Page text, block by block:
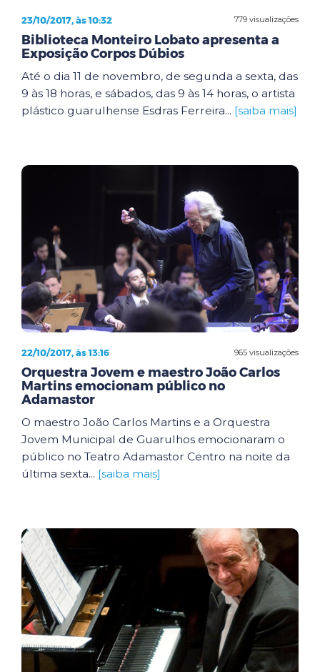
779 visualizações
23/10/2017, às 10:32
Biblioteca Monteiro Lobato apresenta a
Exposição Corpos Dúbios
Até o dia 11 de novembro, de segunda a sexta, das
9 às 18 horas, e sábados, das 9 às 14 horas, o artista
plástico guarulhense Esdras Ferreira... [saiba mais]
965 visualizações
22/10/2017, às 13:16
Orquestra Jovem e maestro João Carlos
Martins emocionam público no
Adamastor
O maestro João Carlos Martins e a Orquestra
Jovem Municipal de Guarulhos emocionaram o
público no Teatro Adamastor Centro na noite da
última sexta... [saiba mais]